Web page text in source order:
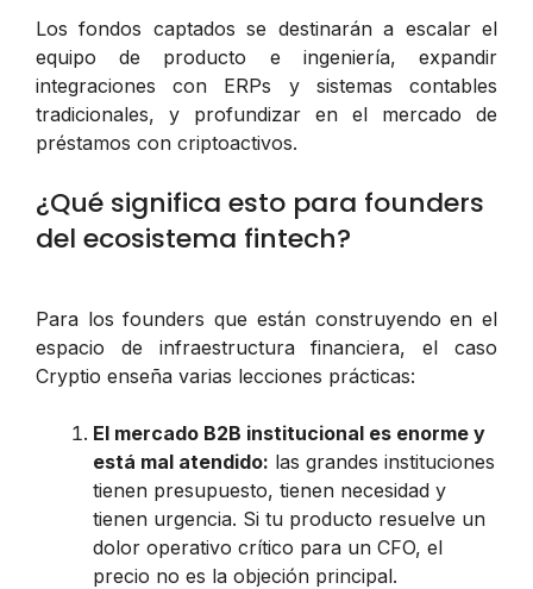
Los fondos captados se destinarán a escalar el
equipo de producto e ingeniería, expandir
integraciones con ERPs y sistemas contables
tradicionales, y profundizar en el mercado de
préstamos con criptoactivos.
¿Qué significa esto para founders
del ecosistema fintech?
Para los founders que están construyendo en el
espacio de infraestructura financiera, el caso
Cryptio enseña varias lecciones prácticas:
El mercado B2B institucional es enorme y
está mal atendido: las grandes instituciones
tienen presupuesto, tienen necesidad y
tienen urgencia. Si tu producto resuelve un
dolor operativo crítico para un CFO, el
precio no es la objeción principal.